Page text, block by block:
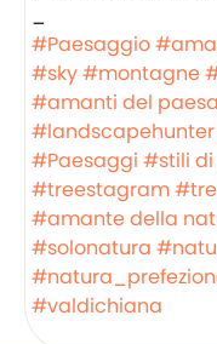
_
#Paesaggio
#sky#montagne
#amanti del
#landscapehunter
#Paesaggi #stili
#treestagram
#amante della
#solonatura
#valdichiana